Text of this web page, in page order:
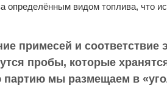
определённым видом топлива, что
примесей и соответствие
пробы, которые
мы размещаем в